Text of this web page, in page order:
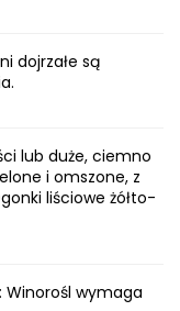
dojrzałe są
lub duże, ciemno
i omszone, z
liściowe żółto-
: Winorośl wymaga